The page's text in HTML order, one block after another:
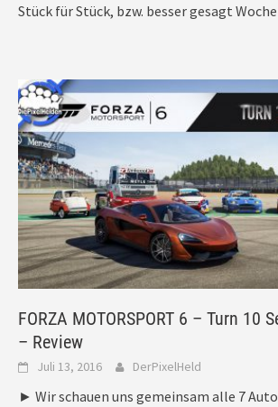
Stück für Stück, bzw. besser gesagt Woche
FORZA MOTORSPORT 6 – Turn 10
– Review
Juli 13, 2016 DerPixelHeld
► Wir schauen uns gemeinsam alle 7